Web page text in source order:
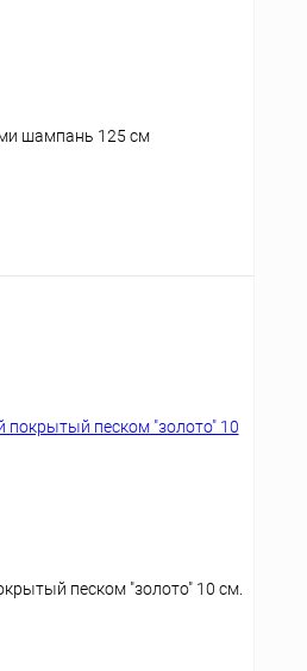
шампань 125 см
Подписаться
песком "золото" 10 см.